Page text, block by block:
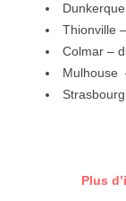
Thionville
Colmar –
Mulhouse
Plus